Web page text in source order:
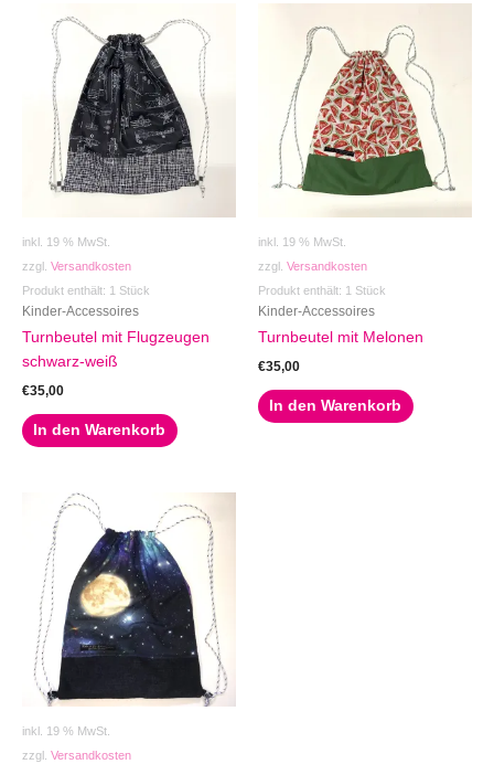
inkl. 19 % MwSt.
zzgl. Versandkosten
Produkt enthält: 1 Stück
Kinder-Accessoires
Turnbeutel mit Flugzeugen
schwarz-weiß
€35,00
In den Warenkorb
inkl. 19 % MwSt.
zzgl. Versandkosten
Produkt enthält: 1 Stück
Kinder-Accessoires
Turnbeutel mit Melonen
€35,00
In den Warenkorb
inkl. 19 % MwSt.
zzgl. Versandkosten